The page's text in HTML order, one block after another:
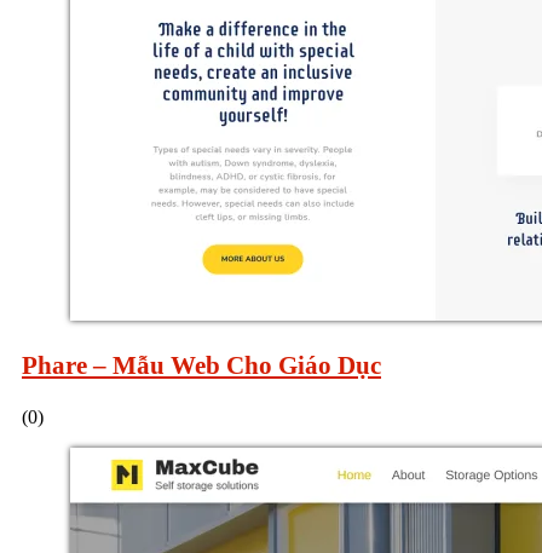
Phare – Mẫu Web Cho Giáo Dục
(0)